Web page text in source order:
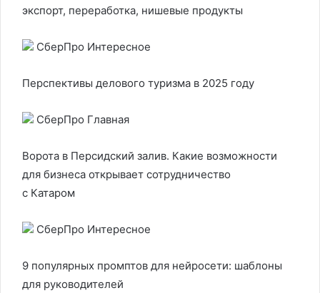
экспорт, переработка, нишевые продукты
СберПро Интересное
Перспективы делового туризма в 2025 году
СберПро Главная
Ворота в Персидский залив. Какие возможности
для бизнеса открывает сотрудничество
с Катаром
СберПро Интересное
9 популярных промптов для нейросети: шаблоны
для руководителей